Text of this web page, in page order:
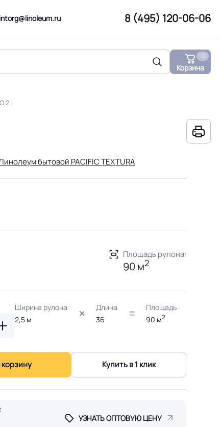
8 (495) 120-06-06
Корзина
0
2
бытовой PACIFIC TEXTURA
Площадь рулона:
90 м2
Ширина рулона
2,5 м
Длина
36
Площадь
90 м2
корзину Купить в 1 клик
УЗНАТЬ ОПТОВУЮ ЦЕНУ